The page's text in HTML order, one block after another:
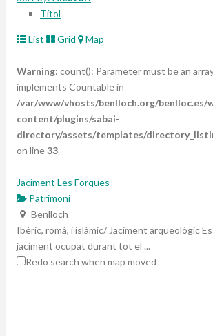
Títol
List Grid Map
Warning: count(): Parameter must be an
implements Countable in
/var/www/vhosts/benlloch.org/benlloc.es/
content/plugins/sabai-
directory/assets/templates/
on line33
Jaciment Les Forques
Patrimoni
Benlloch
Ibèric, romà, i islàmic/ Jaciment arqueològic
jaciment ocupat durant tot el ...
Redo search when map moved